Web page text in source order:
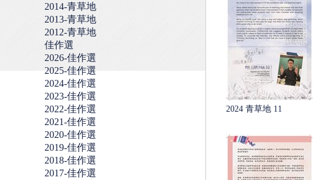
2014-青草地
2013-青草地
2012-青草地
佳作選
2026-佳作選
2025-佳作選
2024-佳作選
2023-佳作選
2022-佳作選
2021-佳作選
2020-佳作選
2019-佳作選
2018-佳作選
2017-佳作選
2024 青草地 11